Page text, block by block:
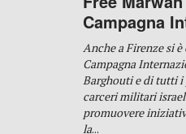
Campagna
Anche a Firenze si
Campagna
Barghouti e di tutti
carceri militari
promuovere
la...